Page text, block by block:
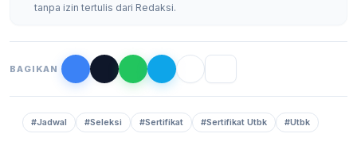
tanpa izin tertulis dari Redaksi.
BAGIKAN
#Jadwal #Seleksi #Sertifikat #Sertifikat Utbk #Utbk